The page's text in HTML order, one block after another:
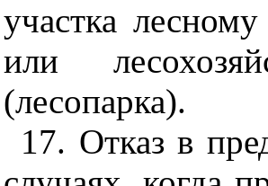
участка
или
(лесопарка).
17. Отказ в